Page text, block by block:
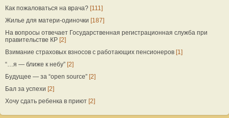
Как пожаловаться на врача? [111]
Жилье для матери-одиночки [187]
На вопросы отвечает Государственная регистрационная служба при
правительстве КР [2]
Взимание страховых взносов с работающих пенсионеров [1]
“…я — ближе к небу” [2]
Будущее — за “open source” [2]
Бал за успехи [2]
Хочу сдать ребенка в приют [2]